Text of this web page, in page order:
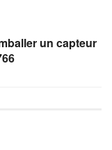
un capteur